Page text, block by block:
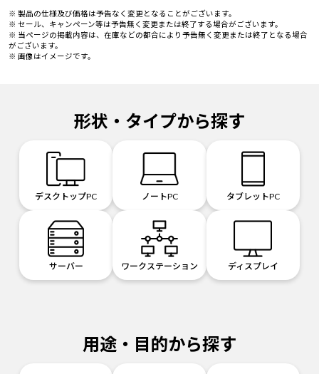
※ 製品の仕様及び価格は予告なく変更となることがございます。
※ セール、キャンペーン等は予告無く変更または終了する場合がございます。
※ 当ページの掲載内容は、在庫などの都合により予告無く変更または終了となる場合
がございます。
※ 画像はイメージです。
形状・タイプから探す
デスクトップPC ノートPC タブレットPC
サーバー ワークステーション ディスプレイ
用途・目的から探す